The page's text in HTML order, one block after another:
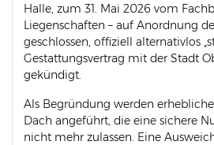
Halle, zum 31. Mai 2026 vom
Liegenschaften – auf Anordnung
geschlossen, offiziell alternativlos
Gestattungsvertrag mit der Stadt
gekündigt.
Als Begründung werden
Dach angeführt, die eine sichere
nicht mehr zulassen. Eine